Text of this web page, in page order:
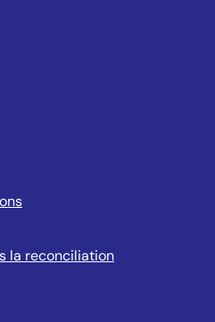
la reconciliation